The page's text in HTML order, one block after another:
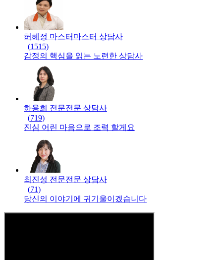
허혜정 마스터 마스터 상담사
(1515)
감정의 핵심을 읽는 노련한 상담사
하용희 전문전문 상담사
(719)
진심 어린 마음으로 조력 할게요
최진성 전문전문 상담사
(71)
당신의 이야기에 귀기울이겠습니다